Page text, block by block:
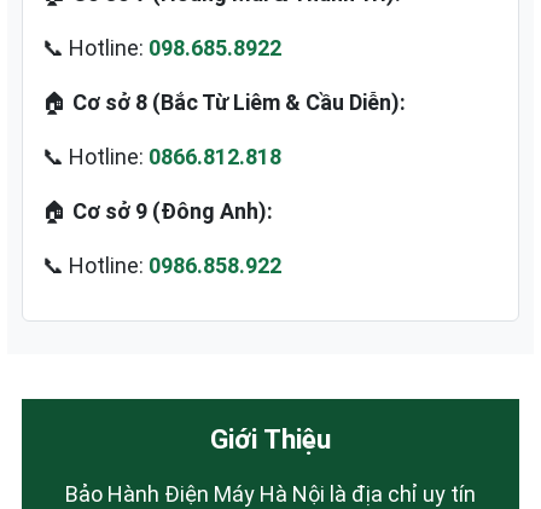
📞 Hotline: 098.685.8922
🏠 Cơ sở 8 (Bắc Từ Liêm & Cầu Diễn):
📞 Hotline: 0866.812.818
🏠 Cơ sở 9 (Đông Anh):
📞 Hotline: 0986.858.922
Giới Thiệu
Bảo Hành Điện Máy Hà Nội là địa chỉ uy tín